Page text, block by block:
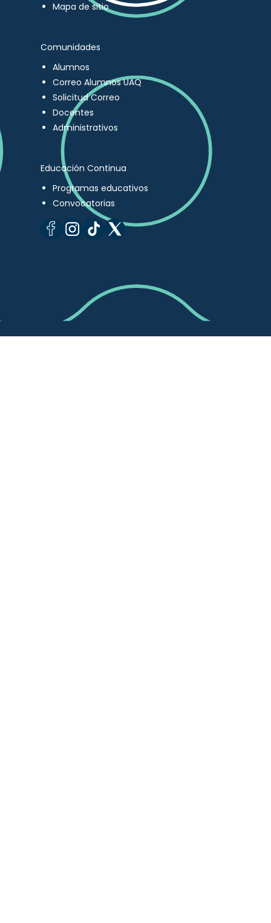
Mapa de sitio
Comunidades
Alumnos
Correo Alumnos UAQ
Solicitud Correo
Docentes
Administrativos
Educación Continua
Programas educativos
Convocatorias